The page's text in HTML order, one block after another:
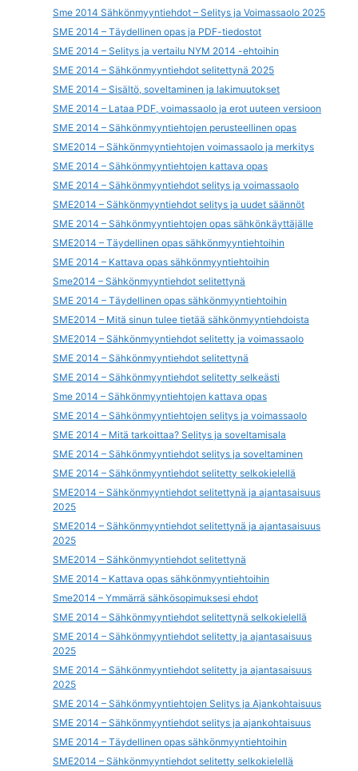
Sme 2014 Sähkönmyyntiehdot – Selitys ja Voimassaolo 2025
SME 2014 – Täydellinen opas ja PDF-tiedostot
SME 2014 – Selitys ja vertailu NYM 2014 -ehtoihin
SME 2014 – Sähkönmyyntiehdot selitettynä 2025
SME 2014 – Sisältö, soveltaminen ja lakimuutokset
SME 2014 – Lataa PDF, voimassaolo ja erot uuteen versioon
SME 2014 – Sähkönmyyntiehtojen perusteellinen opas
SME2014 – Sähkönmyyntiehtojen voimassaolo ja merkitys
SME 2014 – Sähkönmyyntiehtojen kattava opas
SME 2014 – Sähkönmyyntiehdot selitys ja voimassaolo
SME2014 – Sähkönmyyntiehdot selitys ja uudet säännöt
SME 2014 – Sähkönmyyntiehtojen opas sähkönkäyttäjälle
SME2014 – Täydellinen opas sähkönmyyntiehtoihin
SME 2014 – Kattava opas sähkönmyyntiehtoihin
Sme2014 – Sähkönmyyntiehdot selitettynä
SME 2014 – Täydellinen opas sähkönmyyntiehtoihin
SME2014 – Mitä sinun tulee tietää sähkönmyyntiehdoista
SME2014 – Sähkönmyyntiehdot selitetty ja voimassaolo
SME 2014 – Sähkönmyyntiehdot selitettynä
SME 2014 – Sähkönmyyntiehdot selitetty selkeästi
Sme 2014 – Sähkönmyyntiehtojen kattava opas
SME 2014 – Sähkönmyyntiehtojen selitys ja voimassaolo
SME 2014 – Mitä tarkoittaa? Selitys ja soveltamisala
SME 2014 – Sähkönmyyntiehdot selitys ja soveltaminen
SME 2014 – Sähkönmyyntiehdot selitetty selkokielellä
SME2014 – Sähkönmyyntiehdot selitettynä ja ajantasaisuus
2025
SME2014 – Sähkönmyyntiehdot selitettynä ja ajantasaisuus
2025
SME2014 – Sähkönmyyntiehdot selitettynä
SME 2014 – Kattava opas sähkönmyyntiehtoihin
Sme2014 – Ymmärrä sähkösopimuksesi ehdot
SME 2014 – Sähkönmyyntiehdot selitettynä selkokielellä
SME 2014 – Sähkönmyyntiehdot selitetty ja ajantasaisuus
2025
SME 2014 – Sähkönmyyntiehdot selitetty ja ajantasaisuus
2025
SME 2014 – Sähkönmyyntiehtojen Selitys ja Ajankohtaisuus
SME 2014 – Sähkönmyyntiehdot selitys ja ajankohtaisuus
SME 2014 – Täydellinen opas sähkönmyyntiehtoihin
SME2014 – Sähkönmyyntiehdot selitetty selkokielellä